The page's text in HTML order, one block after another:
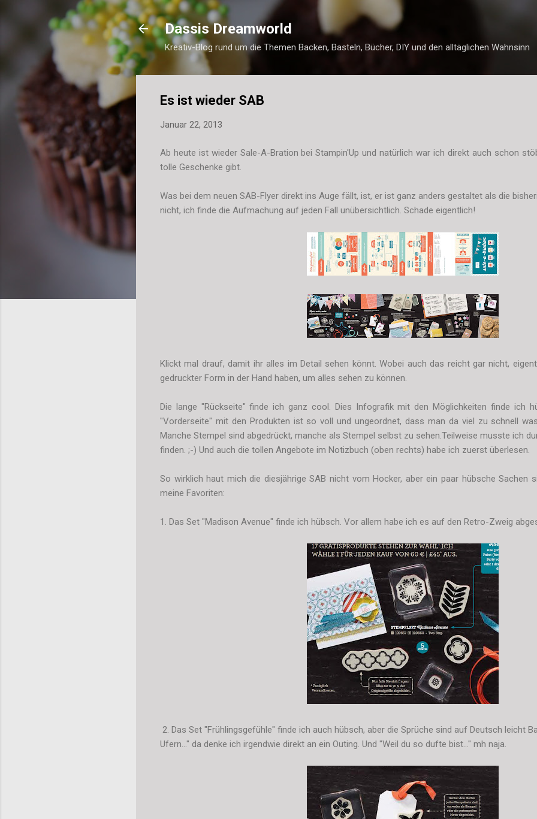
Direkt zum Hauptbereich
Dassis Dreamworld
Kreativ-Blog rund um die Themen Backen, Basteln, Bücher, DIY und den alltäglichen Wahnsinn
Es ist wieder SAB
Januar 22, 2013
Ab heute ist wieder Sale-A-Bration bei Stampin'Up und natürlich war ich direkt auch schon
tolle Geschenke gibt.
Was bei dem neuen SAB-Flyer direkt ins Auge fällt, ist, er ist ganz anders gestaltet als die
nicht, ich finde die Aufmachung auf jeden Fall unübersichtlich. Schade eigentlich!
Klickt mal drauf, damit ihr alles im Detail sehen könnt. Wobei auch das reicht gar nicht,
gedruckter Form in der Hand haben, um alles sehen zu können.
Die lange "Rückseite" finde ich ganz cool. Dies Infografik mit den Möglichkeiten finde ich
"Vorderseite" mit den Produkten ist so voll und ungeordnet, dass man da viel zu schnell
Manche Stempel sind abgedrückt, manche als Stempel selbst zu sehen.Teilweise musste ich
finden. ;-) Und auch die tollen Angebote im Notizbuch (oben rechts) habe ich zuerst überlesen.
So wirklich haut mich die diesjährige SAB nicht vom Hocker, aber ein paar hübsche Sachen
meine Favoriten:
1. Das Set "Madison Avenue" finde ich hübsch. Vor allem habe ich es auf den Retro-Zweig
2. Das Set "Frühlingsgefühle" finde ich auch hübsch, aber die Sprüche sind auf Deutsch leicht
Ufern..." da denke ich irgendwie direkt an ein Outing. Und "Weil du so dufte bist..." mh naja.